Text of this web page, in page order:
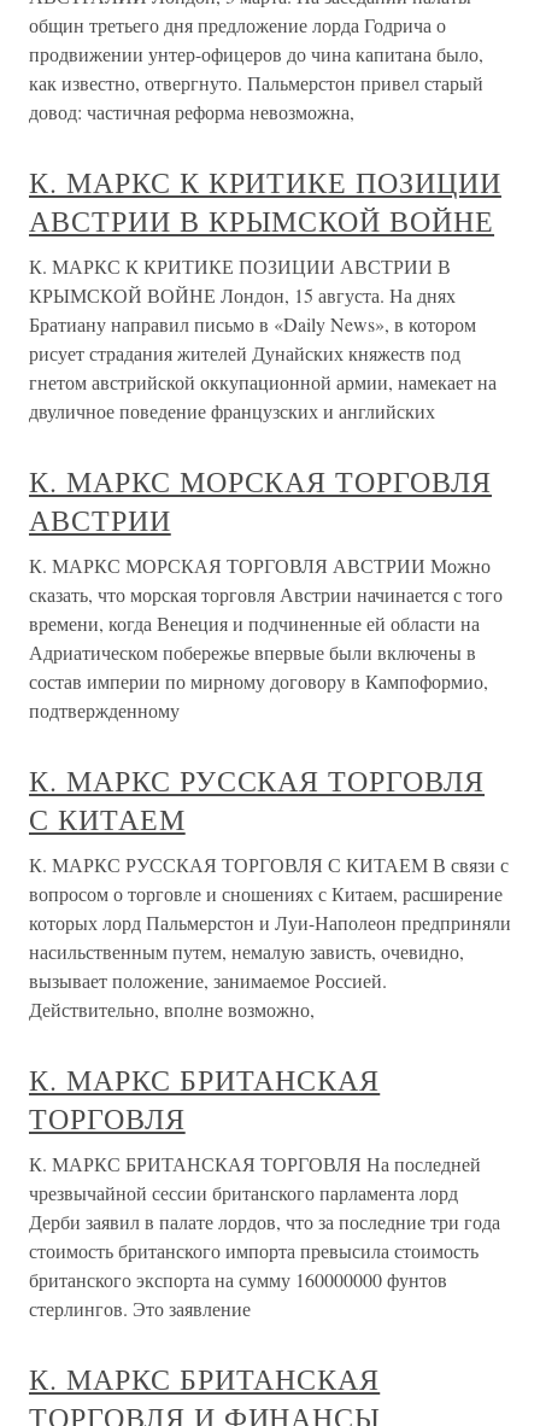
общин третьего дня предложение лорда Годрича о
продвижении унтер-офицеров до чина капитана было,
как известно, отвергнуто. Пальмерстон привел старый
довод: частичная реформа невозможна,
К. МАРКС К КРИТИКЕ ПОЗИЦИИ
АВСТРИИ В КРЫМСКОЙ ВОЙНЕ
К. МАРКС К КРИТИКЕ ПОЗИЦИИ АВСТРИИ В
КРЫМСКОЙ ВОЙНЕ Лондон, 15 августа. На днях
Братиану направил письмо в «Daily News», в котором
рисует страдания жителей Дунайских княжеств под
гнетом австрийской оккупационной армии, намекает на
двуличное поведение французских и английских
К. МАРКС МОРСКАЯ ТОРГОВЛЯ
АВСТРИИ
К. МАРКС МОРСКАЯ ТОРГОВЛЯ АВСТРИИ Можно
сказать, что морская торговля Австрии начинается с того
времени, когда Венеция и подчиненные ей области на
Адриатическом побережье впервые были включены в
состав империи по мирному договору в Кампоформио,
подтвержденному
К. МАРКС РУССКАЯ ТОРГОВЛЯ
С КИТАЕМ
К. МАРКС РУССКАЯ ТОРГОВЛЯ С КИТАЕМ В связи с
вопросом о торговле и сношениях с Китаем, расширение
которых лорд Пальмерстон и Луи-Наполеон предприняли
насильственным путем, немалую зависть, очевидно,
вызывает положение, занимаемое Россией.
Действительно, вполне возможно,
К. МАРКС БРИТАНСКАЯ
ТОРГОВЛЯ
К. МАРКС БРИТАНСКАЯ ТОРГОВЛЯ На последней
чрезвычайной сессии британского парламента лорд
Дерби заявил в палате лордов, что за последние три года
стоимость британского импорта превысила стоимость
британского экспорта на сумму 160000000 фунтов
стерлингов. Это заявление
К. МАРКС БРИТАНСКАЯ
ТОРГОВЛЯ И ФИНАНСЫ